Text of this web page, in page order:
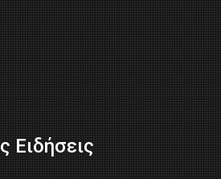
Ειδήσεις